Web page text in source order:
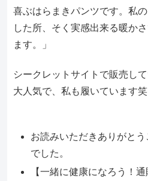
喜ぶはらまきパンツです。私
した所、そく実感出来る暖か
ます。」
シークレットサイトで販売し
大人気で、私も履いています笑
お読みいただきありがと
でした。
【一緒に健康になろう！